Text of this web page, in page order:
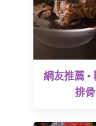
網友推薦 •
排